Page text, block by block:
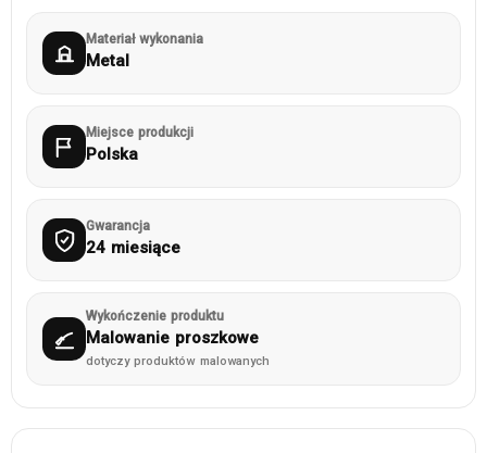
Materiał wykonania
Metal
Miejsce produkcji
Polska
Gwarancja
24 miesiące
Wykończenie produktu
Malowanie proszkowe
dotyczy produktów malowanych